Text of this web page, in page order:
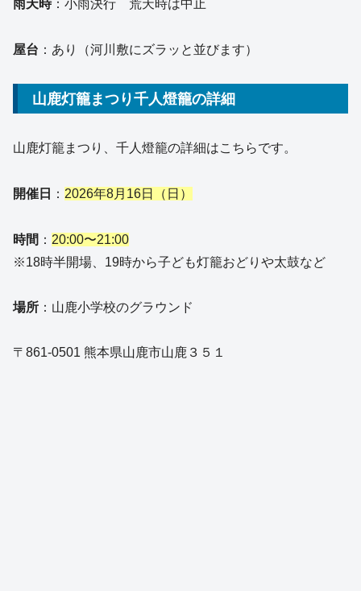
雨天時：小雨決行 荒天時は中止
屋台 ：あり（河川敷にズラッと並びます）
山鹿灯籠まつり千人燈籠の詳細
山鹿灯籠まつり、千人燈籠の詳細はこちらです。
開催日 ： 2026年8月16日（日）
時間 ： 20:00〜21:00
※18時半開場、19時から子ども灯籠おどりや太鼓など
場所 ：山鹿小学校のグラウンド
〒861-0501 熊本県山鹿市山鹿３５１